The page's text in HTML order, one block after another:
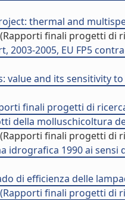
thermal and
(Rapporti finali progetti di
2003-2005, EU FP5
value and its sensitivity
finali progetti di
della molluschicoltura
(Rapporti finali progetti di
idrografica 1990 ai
di efficienza delle
finali progetti di